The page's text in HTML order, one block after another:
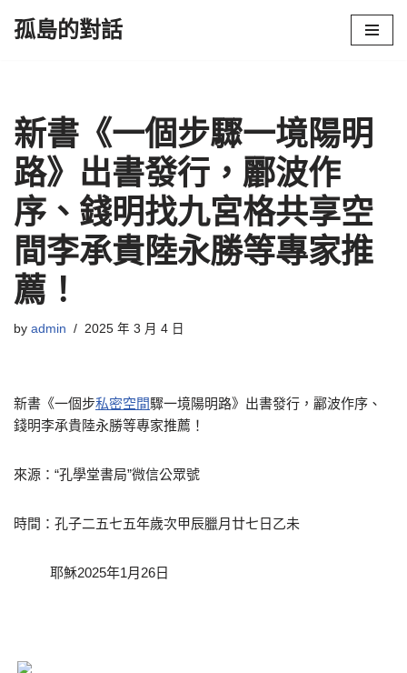
孤島的對話
新書《一個步驟一境陽明
路》出書發行，酈波作
序、錢明找九宮格共享空
間李承貴陸永勝等專家推
薦！
by admin 2025 年 3 月 4 日
新書《一個步私密空間驟一境陽明路》出書發行，酈波作序、
錢明李承貴陸永勝等專家推薦！
來源：“孔學堂書局”微信公眾號
時間：孔子二五七五年歲次甲辰臘月廿七日乙未
耶穌2025年1月26日